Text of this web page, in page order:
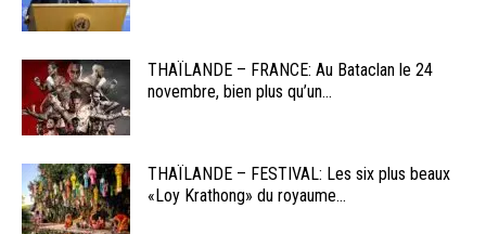
THAÏLANDE – FRANCE: Au Bataclan le 24
novembre, bien plus qu’un...
THAÏLANDE – FESTIVAL: Les six plus beaux
«Loy Krathong» du royaume...